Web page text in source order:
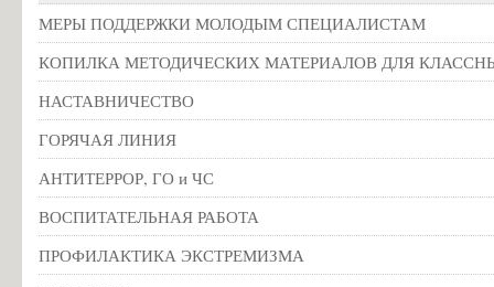
О порядке участия в ЕГЭ
Трудоустройство
Информация о закреплении за каждой группой отдельного
Памятки по безопасности
МЕРЫ ПОДДЕРЖКИ МОЛОДЫМ СПЕЦИАЛИСТАМ
КОПИЛКА МЕТОДИЧЕСКИХ МАТЕРИАЛОВ ДЛЯ
НАСТАВНИЧЕСТВО
ГОРЯЧАЯ ЛИНИЯ
АНТИТЕРРОР, ГО и ЧС
ВОСПИТАТЕЛЬНАЯ РАБОТА
ПРОФИЛАКТИКА ЭКСТРЕМИЗМА